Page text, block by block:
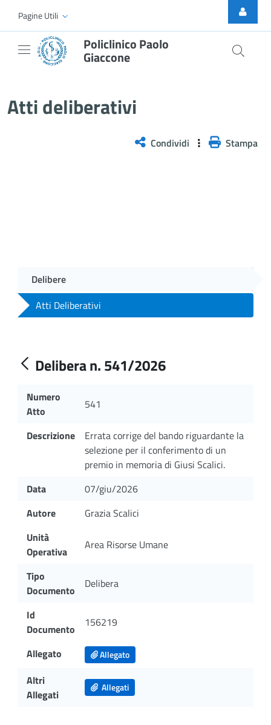
Skip to Main Content
Pagine Utili
Policlinico Paolo
Giaccone
Atti deliberativi
Condividi Stampa
Delibere
Atti Deliberativi
Delibera n. 541/2026
Numero
Atto
541
Descrizione
Errata corrige del bando riguardante la
selezione per il conferimento di un
premio in memoria di Giusi Scalici.
Data
07/giu/2026
Autore
Grazia Scalici
Unità
Operativa
Area Risorse Umane
Tipo
Documento
Delibera
Id
Documento
156219
Allegato Allegato
Altri
Allegati
Allegati